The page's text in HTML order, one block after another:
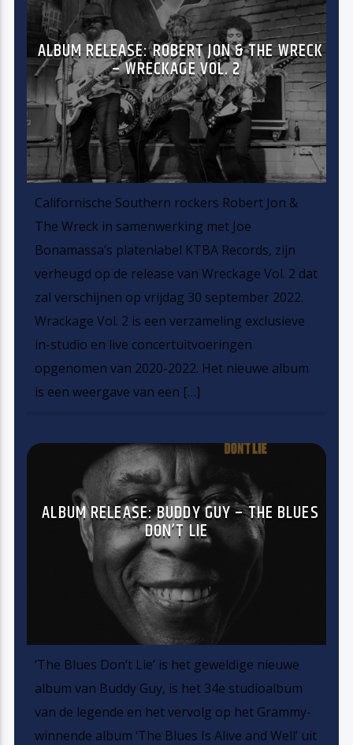
ALBUM RELEASE: ROBERT JON & THE WRECK
– WRECKAGE VOL. 2
Californische Southern rockers Robert Jon &
The Wreck in samenwerking met Joe
Bonamassa’s platenlabel KTBA Records, zijn
verheugd op de release van Wreckage Vol. 2 dat
zal verschijnen op vrijdag 30 september 2022.
Wrackage Vol. 2 is een verzameling exclusieve
in-studio en live concertuitvoeringen
opgenomen van 2020-2022. Het nieuwe album
is een weergave van een […]
ALBUM RELEASE: BUDDY GUY – THE BLUES
DON’T LIE
‘The Blues Don’t Lie’ is het geweldige nieuwe
album van Buddy Guy, is het 34e studioalbum
van de legende en het vervolg op het Grammy-
winnende album ‘The Blues Is Alive and Well’ uit